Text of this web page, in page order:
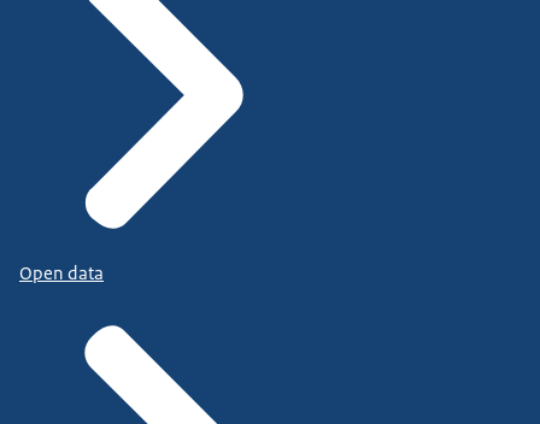
Open data